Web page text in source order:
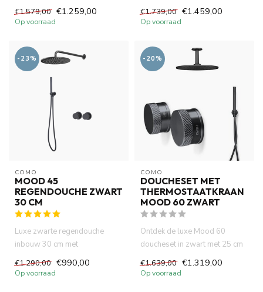
20 cm comfort, slimme...
€1.579,00 €1.259,00
Op voorraad
regendouche. Luxe design,
wat...
€1.739,00 €1.459,00
Op voorraad
-23%
COMO
MOOD 45
REGENDOUCHE ZWART
30 CM
Luxe zwarte regendouche
inbouw 30 cm met
thermostatische Vernet
cartridge, DZR m...
€1.290,00 €990,00
Op voorraad
-20%
COMO
DOUCHESET MET
THERMOSTAATKRAAN
MOOD 60 ZWART
Ontdek de luxe Mood 60
doucheset in zwart met 25 cm
regendouche,
thermostaatkraa...
€1.639,00 €1.319,00
Op voorraad